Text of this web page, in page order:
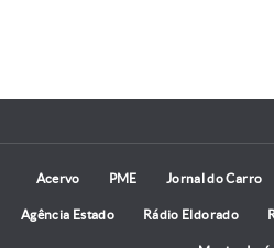
Acervo PME Jornal do Carro
Agência Estado Rádio Eldorado